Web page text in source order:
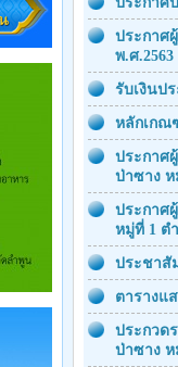
ประกาศ
พ.ศ
รับเงินป
หลักเกณ
ประกาศ
ป่าซาง
ประกาศ
หมู่ที่ 1 ต
ประชาสั
ตารางแ
ประกวด
ป่าซาง